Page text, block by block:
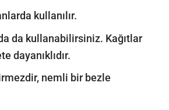
kullanılır.
da kullanabilirsiniz. Kağıtlar
dayanıklıdır.
nemli bir bezle